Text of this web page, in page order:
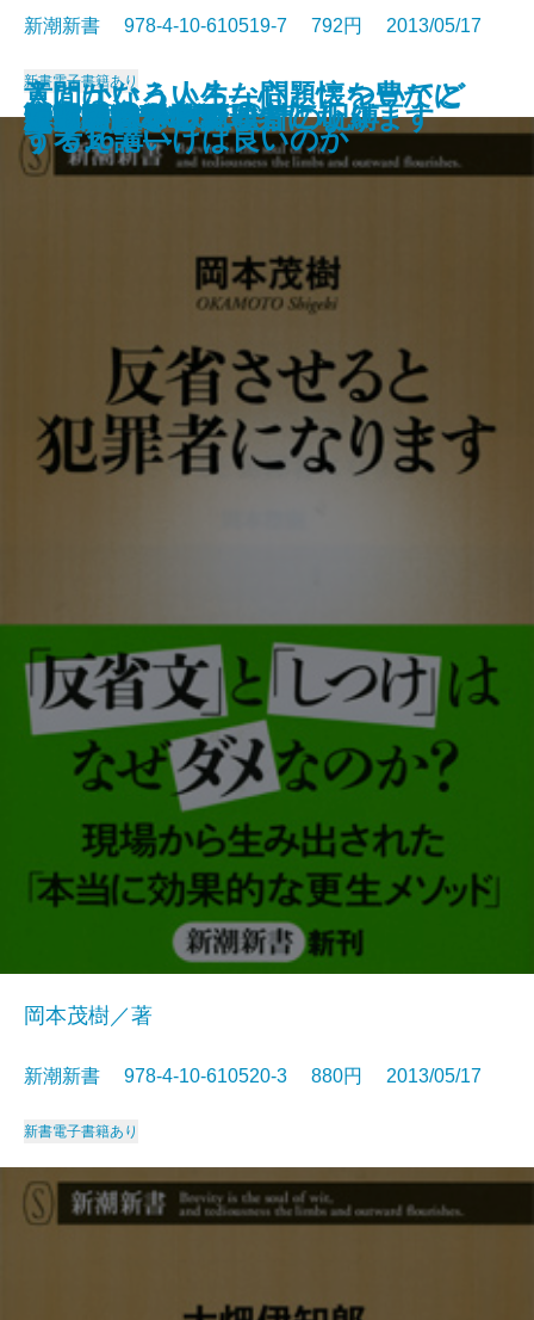
国語教科書の闇
タモリ論
名前の暗号
やっぱり見た目が9割
ネットのバカ
心づかいの技術
縄文人に学ぶ
衆愚の病理
反・自由貿易論
嘘の見抜き方
新潮新書 978-4-10-610519-7 792円 2013/05/17
新書電子書籍あり
反省させると犯罪者になります
岡本茂樹／著
新潮新書 978-4-10-610520-3 880円 2013/05/17
新書電子書籍あり
日本経済を壊す 会計の呪縛
意にかなう人生―心と懐を豊かに
する16講―
無力 MURIKI
経営センスの論理
悪韓論
新しい日本の愛し方
人間関係
人間はいろいろな問題についてど
う考えていけば良いのか
短歌のレシピ